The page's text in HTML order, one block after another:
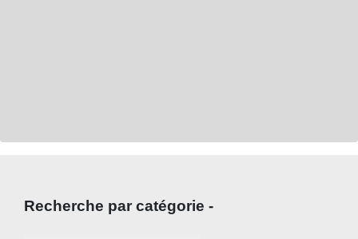
Recherche par catégorie -